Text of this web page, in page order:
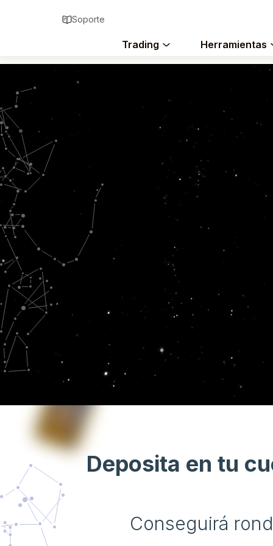
Soporte
Trading Herramientas
can-runDeposita en tu
Conseguirá